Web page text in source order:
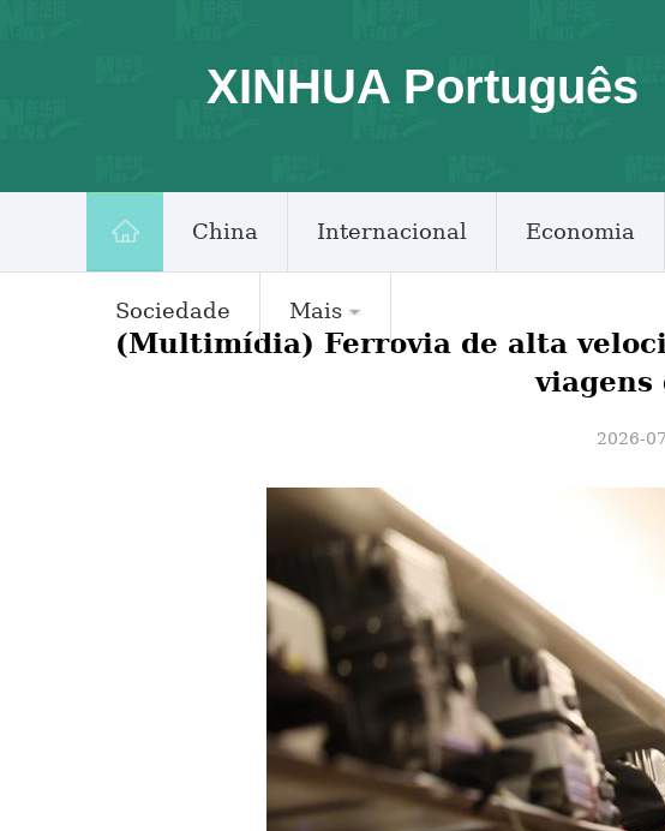
XINHUA Português
China Internacional Economia
Sociedade Mais
(Multimídia) Ferrovia de alta
viagens
2026-